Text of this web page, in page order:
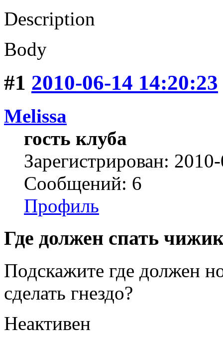
Description
Body
#1 2010-06-14 14:20:23
Melissa
гость клуба
Зарегистрирован:
Сообщений: 6
Профиль
Где должен спать
Подскажите где должен
сделать гнездо?
Неактивен